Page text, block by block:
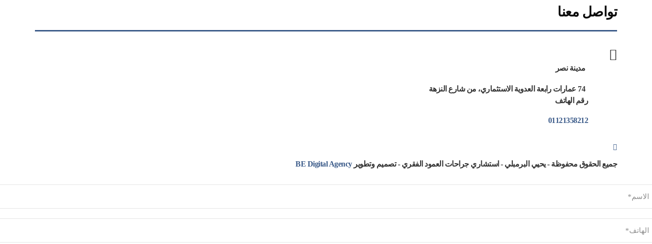
تواصل معنا
مدينة نصر
74 عمارات رابعة العدوية الاستثماري، من شارع النزهة
رقم الهاتف
01121358212
جميع الحقوق محفوظة - يحيي البرمبلي - استشاري جراحات العمود الفقري - تصميم وتطويرBE Digital Agency